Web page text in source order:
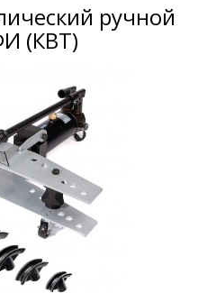
ручной
(КВТ)